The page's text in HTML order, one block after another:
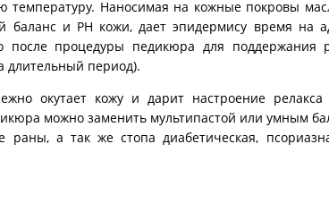
температуру. Наносимая на кожные покровы
баланс и PH кожи, дает эпидермису время на
после процедуры педикюра для поддержания
длительный период).
окутает кожу и дарит настроение релакса
можно заменить мультипастой или умным
а так же стопа диабетическая,